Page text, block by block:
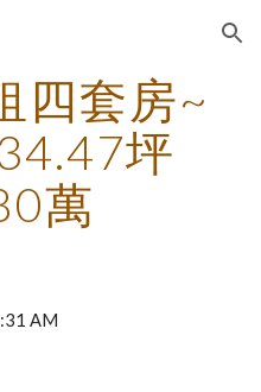
Skip to navigation
四套房~
坪
萬
AM